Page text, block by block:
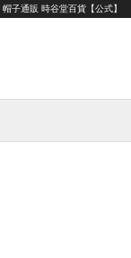
子通販 時谷堂百貨【公式】